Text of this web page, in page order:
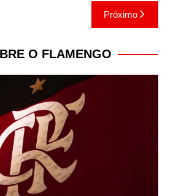
Próximo
O FLAMENGO